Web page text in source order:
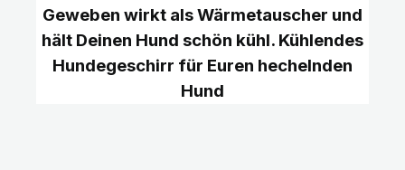
Geweben wirkt als Wärmetauscher und
hält Deinen Hund schön kühl. Kühlendes
Hundegeschirr für Euren hechelnden
Hund